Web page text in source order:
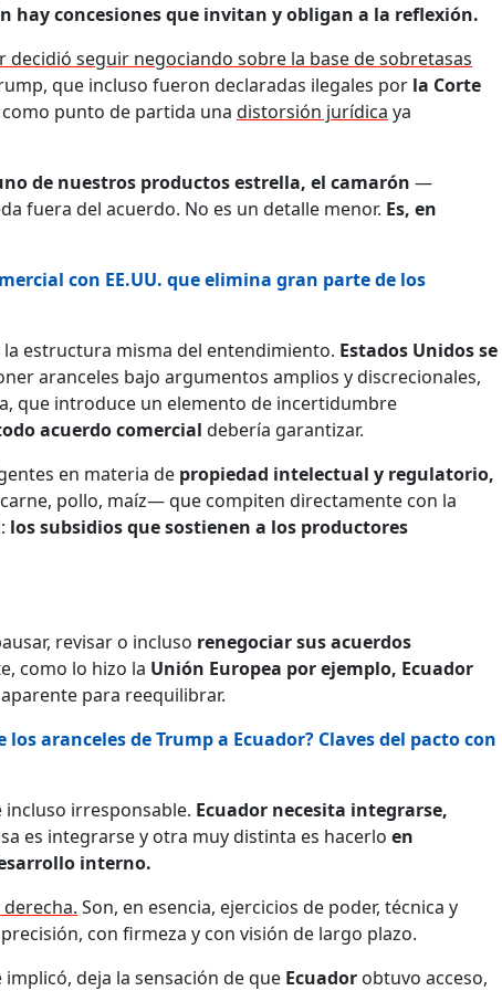
hay concesiones que invitan y obligan a la reflexión.
decidió seguir negociando sobre la base de sobretasas
que incluso fueron declaradas ilegales por la Corte
punto de partida una distorsión jurídica ya
de nuestros productos estrella, el camarón —
fuera del acuerdo. No es un detalle menor. Es, en
con EE.UU. que elimina gran parte de los
estructura misma del entendimiento. Estados Unidos se
aranceles bajo argumentos amplios y discrecionales,
que introduce un elemento de incertidumbre
acuerdo comercial debería garantizar.
en materia de propiedad intelectual y regulatorio,
pollo, maíz— que compiten directamente con la
los subsidios que sostienen a los productores
revisar o incluso renegociar sus acuerdos
como lo hizo la Unión Europea por ejemplo, Ecuador
para reequilibrar.
aranceles de Trump a Ecuador? Claves del pacto con
incluso irresponsable. Ecuador necesita integrarse,
es integrarse y otra muy distinta es hacerlo en
interno.
Son, en esencia, ejercicios de poder, técnica y
con firmeza y con visión de largo plazo.
deja la sensación de que Ecuador obtuvo acceso,